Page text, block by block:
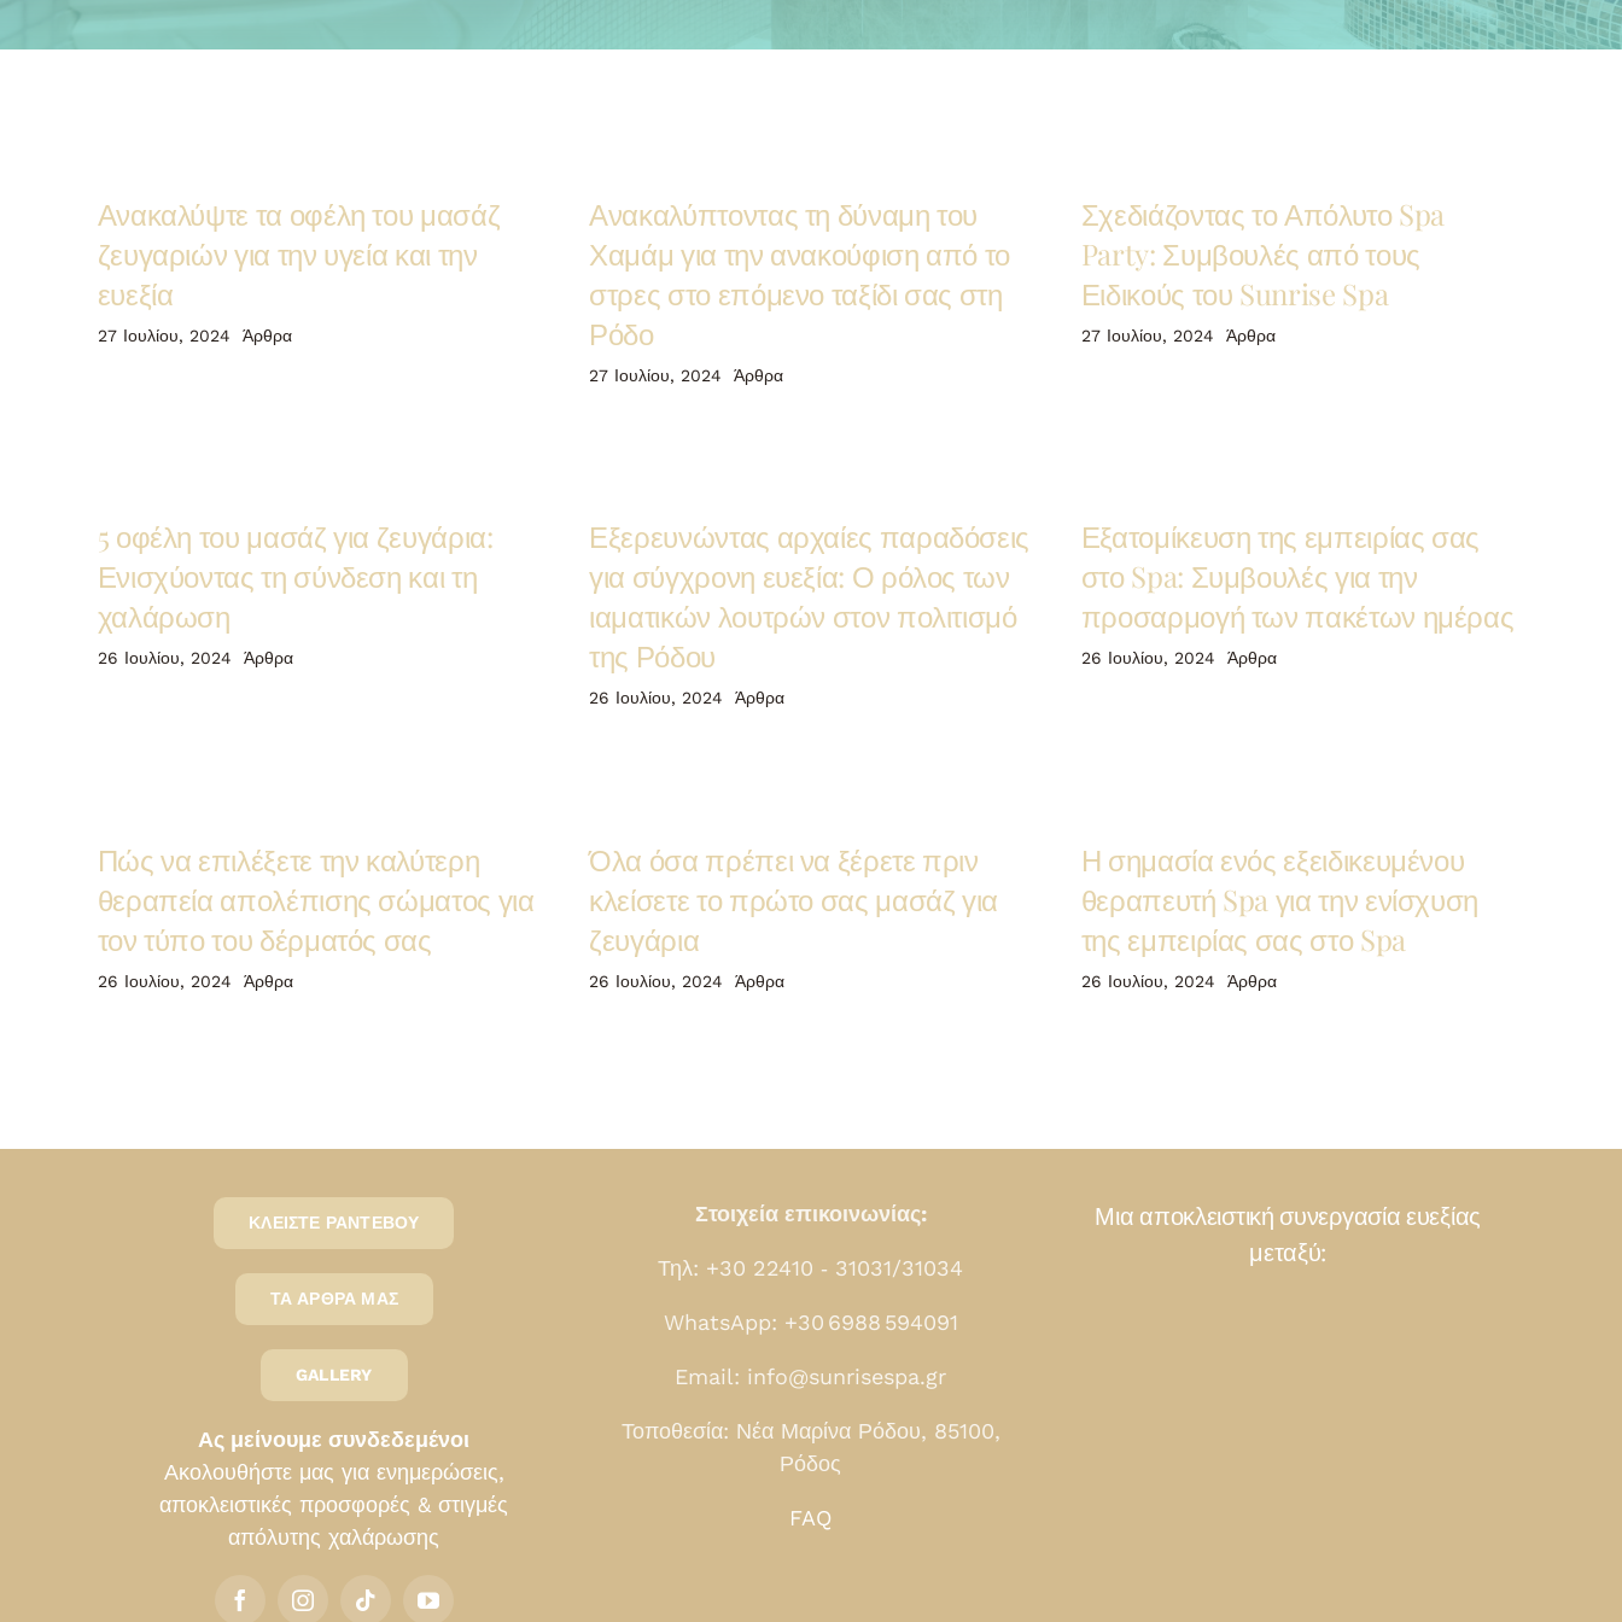
Ανακαλύψτε τα οφέλη του μασάζ
ζευγαριών για την υγεία και την
ευεξία
27 Ιουλίου, 2024 Άρθρα
Ανακαλύπτοντας τη δύναμη του
Χαμάμ για την ανακούφιση από το
στρες στο επόμενο ταξίδι σας στη
Ρόδο
27 Ιουλίου, 2024 Άρθρα
Σχεδιάζοντας το Απόλυτο Spa
Party: Συμβουλές από τους
Ειδικούς του Sunrise Spa
27 Ιουλίου, 2024 Άρθρα
5 οφέλη του μασάζ για ζευγάρια:
Ενισχύοντας τη σύνδεση και τη
χαλάρωση
26 Ιουλίου, 2024 Άρθρα
Εξερευνώντας αρχαίες παραδόσεις
για σύγχρονη ευεξία: Ο ρόλος των
ιαματικών λουτρών στον πολιτισμό
της Ρόδου
26 Ιουλίου, 2024 Άρθρα
Εξατομίκευση της εμπειρίας σας
στο Spa: Συμβουλές για την
προσαρμογή των πακέτων ημέρας
26 Ιουλίου, 2024 Άρθρα
Πώς να επιλέξετε την καλύτερη
θεραπεία απολέπισης σώματος για
τον τύπο του δέρματός σας
26 Ιουλίου, 2024 Άρθρα
Όλα όσα πρέπει να ξέρετε πριν
κλείσετε το πρώτο σας μασάζ για
ζευγάρια
26 Ιουλίου, 2024 Άρθρα
Η σημασία ενός εξειδικευμένου
θεραπευτή Spa για την ενίσχυση
της εμπειρίας σας στο Spa
26 Ιουλίου, 2024 Άρθρα
ΚΛΕΊΣΤΕ ΡΑΝΤΕΒΟΎ
ΤΑ ΆΡΘΡΑ ΜΑΣ
GALLERY
Ας μείνουμε συνδεδεμένοι
Ακολουθήστε μας για ενημερώσεις,
αποκλειστικές προσφορές & στιγμές
απόλυτης χαλάρωσης
Στοιχεία επικοινωνίας:
Τηλ: +30 22410 ‑ 31031/31034
WhatsApp: +30 6988 594091
Email: info@sunrisespa.gr
Τοποθεσία: Νέα Μαρίνα Ρόδου, 85100,
Ρόδος
FAQ
Μια αποκλειστική συνεργασία ευεξίας
μεταξύ: